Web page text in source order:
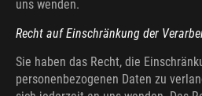
uns wenden.
Recht auf Einschränkung der
Sie haben das Recht, die
personenbezogenen Daten zu